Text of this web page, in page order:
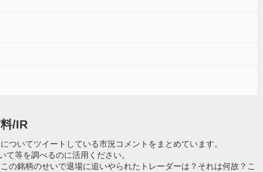
/IR
いてツイートしている市況コメントをまとめています。
等を調べるのに活用ください。
の銘柄のせいで退場に追いやられたトレーダーは？それは何故？こ